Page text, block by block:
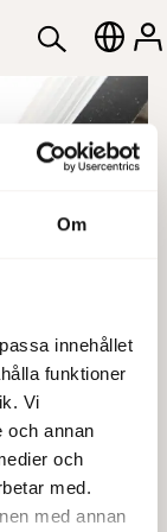
Om
innehållet
funktioner
Vi
och annan
och
med.
med annan